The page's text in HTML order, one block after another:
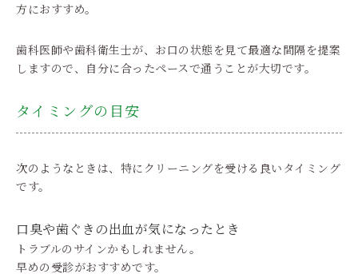
方におすすめ。
歯科医師や歯科衛生士が、お口の状態を見て最適な間隔を提案
しますので、自分に合ったペースで通うことが大切です。
タイミングの目安
次のようなときは、特にクリーニングを受ける良いタイミング
です。
口臭や歯ぐきの出血が気になったとき
トラブルのサインかもしれません。
早めの受診がおすすめです。